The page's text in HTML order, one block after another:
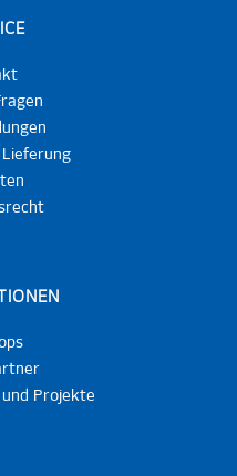
Lieferung
Projekte